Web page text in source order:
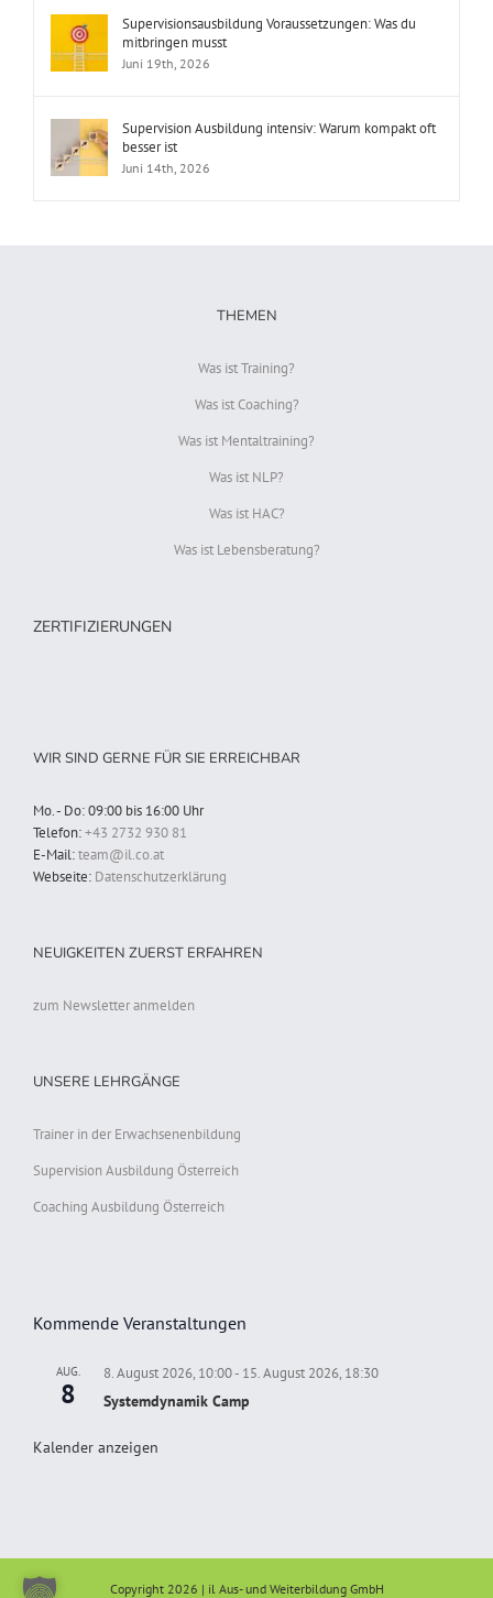
Supervisionsausbildung Voraussetzungen: Was du
mitbringen musst
Juni 19th, 2026
Supervision Ausbildung intensiv: Warum kompakt oft
besser ist
Juni 14th, 2026
THEMEN
Was ist Training?
Was ist Coaching?
Was ist Mentaltraining?
Was ist NLP?
Was ist HAC?
Was ist Lebensberatung?
ZERTIFIZIERUNGEN
WIR SIND GERNE FÜR SIE ERREICHBAR
Mo. - Do: 09:00 bis 16:00 Uhr
Telefon:+43 2732 930 81
E-Mail:team@il.co.at
Webseite: Datenschutzerklärung
NEUIGKEITEN ZUERST ERFAHREN
zum Newsletter anmelden
UNSERE LEHRGÄNGE
Trainer in der Erwachsenenbildung
Supervision Ausbildung Österreich
Coaching Ausbildung Österreich
Kommende Veranstaltungen
AUG.
8
8. August 2026, 10:00- 15. August 2026, 18:30
Systemdynamik Camp
Kalender anzeigen
Copyright 2026 | il Aus- und Weiterbildung GmbH